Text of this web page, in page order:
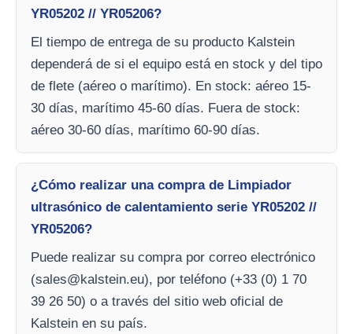
YR05202 // YR05206?
El tiempo de entrega de su producto Kalstein
dependerá de si el equipo está en stock y del tipo
de flete (aéreo o marítimo). En stock: aéreo 15-
30 días, marítimo 45-60 días. Fuera de stock:
aéreo 30-60 días, marítimo 60-90 días.
¿Cómo realizar una compra de Limpiador
ultrasónico de calentamiento serie YR05202 //
YR05206?
Puede realizar su compra por correo electrónico
(sales@kalstein.eu), por teléfono (+33 (0) 1 70
39 26 50) o a través del sitio web oficial de
Kalstein en su país.